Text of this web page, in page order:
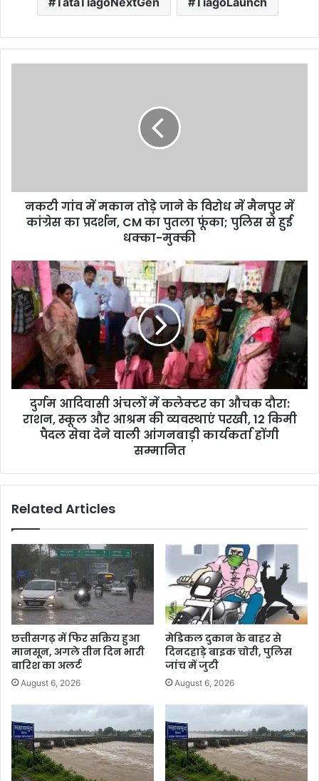
नकटी गांव में मकान तोड़े जाने के विरोध में मैनपुर में
कांग्रेस का प्रदर्शन, CM का पुतला फूंका; पुलिस से हुई
धक्का-मुक्की
दुर्गम आदिवासी अंचलों में कलेक्टर का औचक दौरा:
राशन, स्कूल और आश्रम की व्यवस्थाएं परखी, 12 किमी
पैदल सेवा देने वाली आंगनबाड़ी कार्यकर्ता होंगी
सम्मानित
Related Articles
छत्तीसगढ़ में फिर सक्रिय हुआ
मानसून, अगले तीन दिन भारी
बारिश का अलर्ट
August 6, 2026
मेडिकल दुकान के बाहर से
दिनदहाड़े बाइक चोरी, पुलिस
जांच में जुटी
August 6, 2026